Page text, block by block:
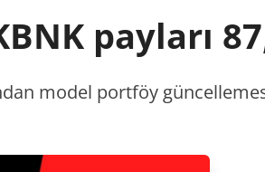
payları
model portföy